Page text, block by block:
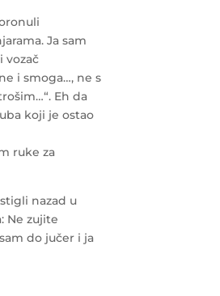
Ja sam
vozač
i smoga…, ne s
Eh da
koji je ostao
ruke za
nazad u
Ne zujite
do jučer i ja